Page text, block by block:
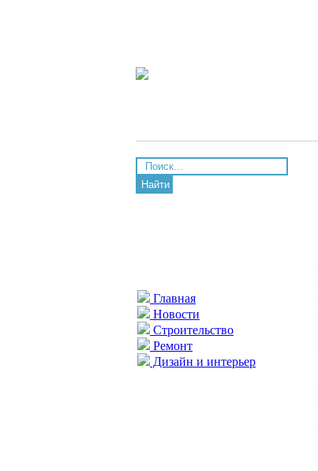
Найти
Главная
Новости
Строительство
Ремонт
Дизайн и интерьер